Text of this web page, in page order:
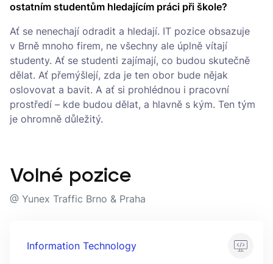
Volné pozice
@ Yunex Traffic Brno & Praha
Information Technology
ostatním studentům hledajícím práci při škole?
Ať se nenechají odradit a hledají. IT pozice obsazuje
v Brně mnoho firem, ne všechny ale úplně vítají
studenty. Ať se studenti zajímají, co budou skutečně
dělat. Ať přemýšlejí, zda je ten obor bude nějak
oslovovat a bavit. A ať si prohlédnou i pracovní
prostředí – kde budou dělat, a hlavně s kým. Ten tým
je ohromně důležitý.